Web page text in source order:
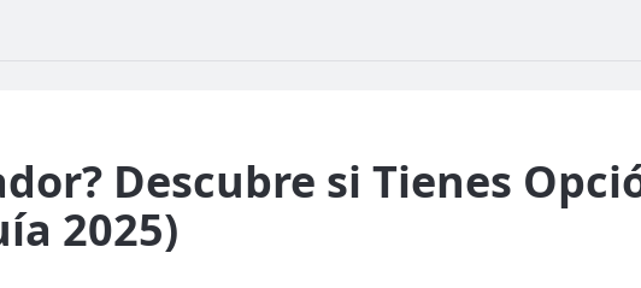
Descubre si Tienes
2025)